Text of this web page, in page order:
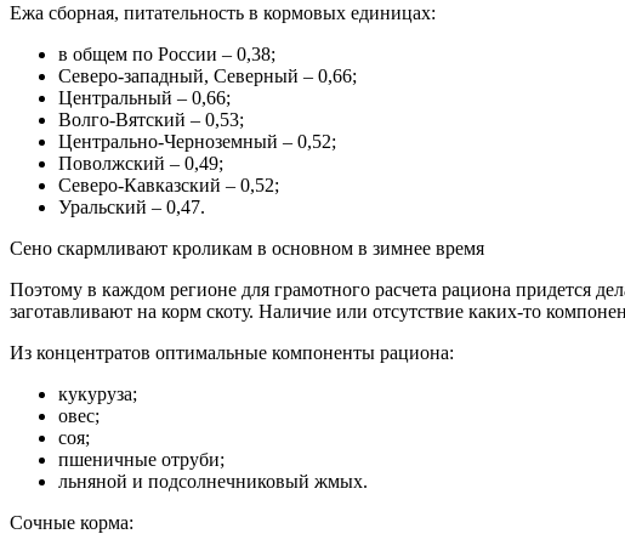
Ежа сборная, питательность в кормовых единицах:
в общем по России – 0,38;
Северо-западный, Северный – 0,66;
Центральный – 0,66;
Волго-Вятский – 0,53;
Центрально-Черноземный – 0,52;
Поволжский – 0,49;
Северо-Кавказский – 0,52;
Уральский – 0,47.
Сено скармливают кроликам в основном в зимнее время
Поэтому в каждом регионе для грамотного расчета рациона придется
заготавливают на корм скоту. Наличие или отсутствие каких-то
Из концентратов оптимальные компоненты рациона:
кукуруза;
овес;
соя;
пшеничные отруби;
льняной и подсолнечниковый жмых.
Сочные корма: